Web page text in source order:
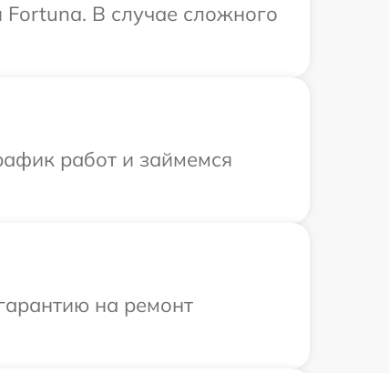
В случае сложного
работ и займемся
на ремонт